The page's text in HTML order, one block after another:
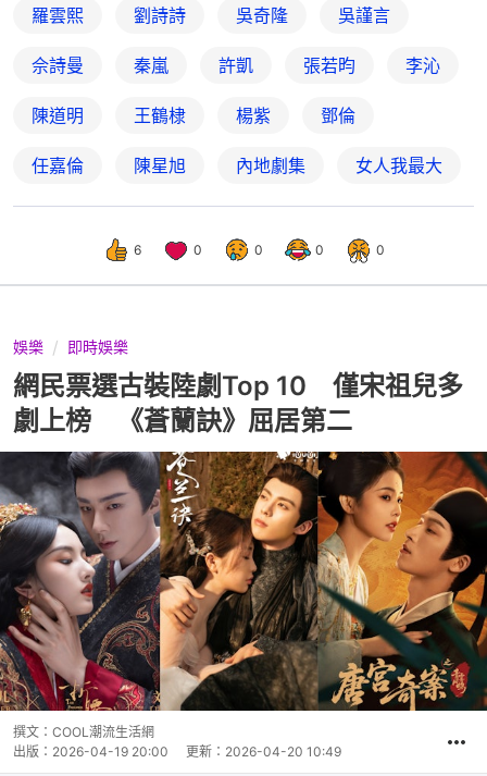
羅雲熙 劉詩詩 吳奇隆 吳謹言
佘詩曼 秦嵐 許凱 張若昀 李沁
陳道明 王鶴棣 楊紫 鄧倫
任嘉倫 陳星旭 內地劇集 女人我最大
6 0 0 0 0
娛樂 即時娛樂
網民票選古裝陸劇Top 10 僅宋祖兒多
劇上榜 《蒼蘭訣》屈居第二
撰文： COOL潮流生活網
出版： 2026-04-19 20:00 更新： 2026-04-20 10:49